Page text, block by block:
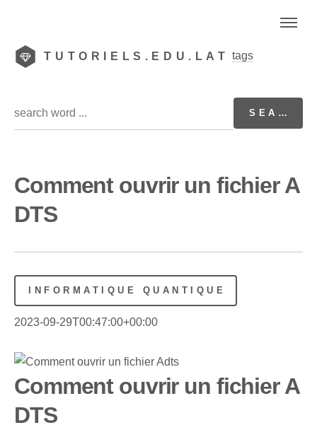
TUTORIELS.EDU.LAT tags
Comment ouvrir un fichier A
DTS
INFORMATIQUE QUANTIQUE
2023-09-29T00:47:00+00:00
Comment ouvrir un fichier A
DTS